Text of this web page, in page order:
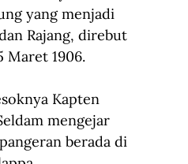
yang menjadi
Rajang, direbut
Maret 1906.
Kapten
mengejar
berada di